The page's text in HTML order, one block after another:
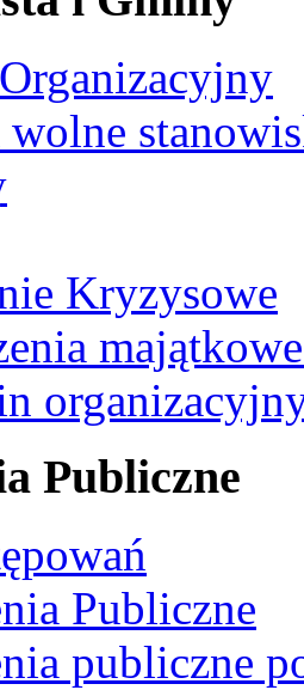
wolne
Kryzysowe
Publiczne
Publiczne
publiczne